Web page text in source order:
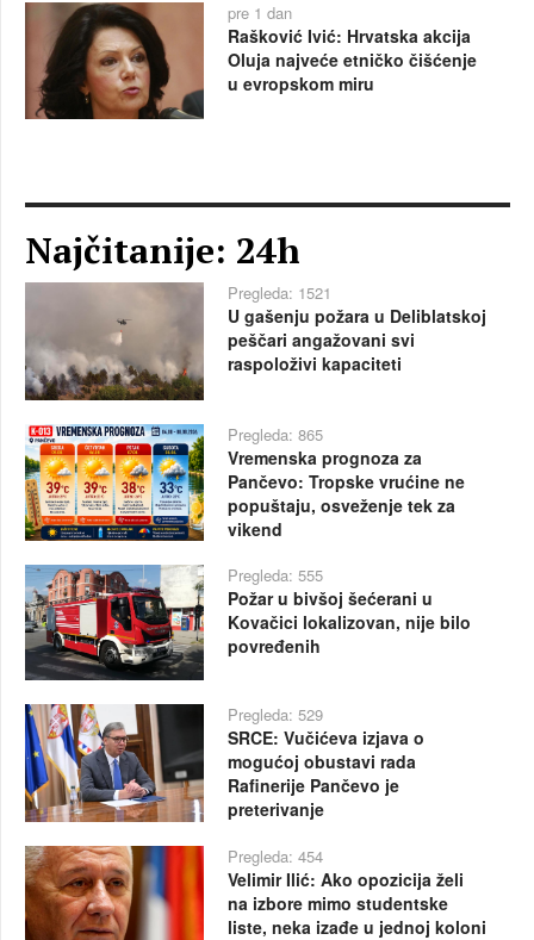
pre 1 dan
Rašković Ivić: Hrvatska akcija
Oluja najveće etničko čišćenje
u evropskom miru
Najčitanije: 24h
Pregleda: 1521
U gašenju požara u Deliblatskoj
peščari angažovani svi
raspoloživi kapaciteti
Pregleda: 865
Vremenska prognoza za
Pančevo: Tropske vrućine ne
popuštaju, osveženje tek za
vikend
Pregleda: 555
Požar u bivšoj šećerani u
Kovačici lokalizovan, nije bilo
povređenih
Pregleda: 529
SRCE: Vučićeva izjava o
mogućoj obustavi rada
Rafinerije Pančevo je
preterivanje
Pregleda: 454
Velimir Ilić: Ako opozicija želi
na izbore mimo studentske
liste, neka izađe u jednoj koloni